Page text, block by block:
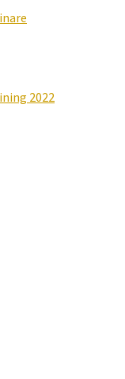
2022